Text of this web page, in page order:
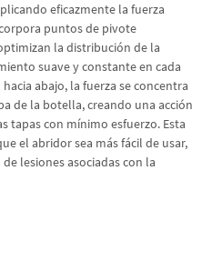
eficazmente la fuerza
puntos de pivote
la distribución de la
suave y constante en cada
abajo, la fuerza se concentra
de la botella, creando una acción
tapas con mínimo esfuerzo. Esta
el abridor sea más fácil de usar,
lesiones asociadas con la